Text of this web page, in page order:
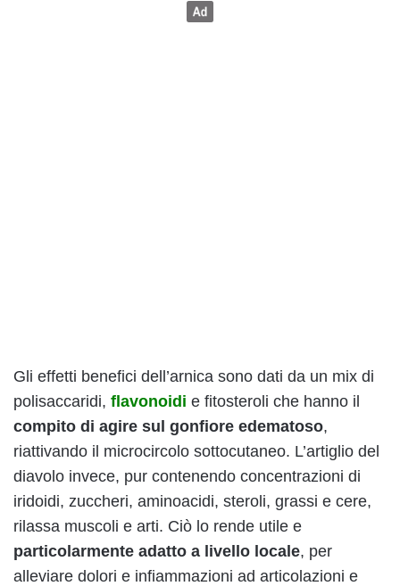
Gli effetti benefici dell’arnica sono dati da un mix di
polisaccaridi, flavonoidi e fitosteroli che hanno il
compito di agire sul gonfiore edematoso,
riattivando il microcircolo sottocutaneo. L’artiglio del
diavolo invece, pur contenendo concentrazioni di
iridoidi, zuccheri, aminoacidi, steroli, grassi e cere,
rilassa muscoli e arti. Ciò lo rende utile e
particolarmente adatto a livello locale, per
alleviare dolori e infiammazioni ad articolazioni e